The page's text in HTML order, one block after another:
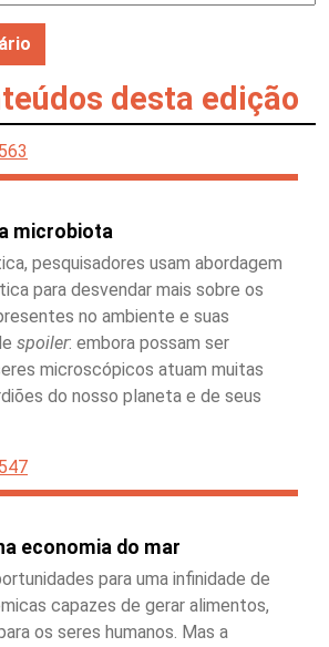
desta edição
microbiota
pesquisadores usam abordagem
para desvendar mais sobre os
no ambiente e suas
spoiler: embora possam ser
microscópicos atuam muitas
do nosso planeta e de seus
economia do mar
para uma infinidade de
capazes de gerar alimentos,
os seres humanos. Mas a